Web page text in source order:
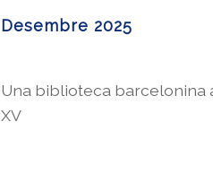
Desembre 2025
Una biblioteca barcelonina
XV